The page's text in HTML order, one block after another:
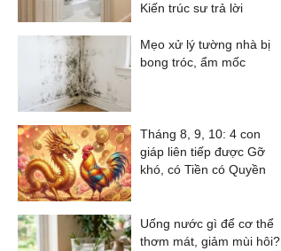
Kiến trúc sư trả lời
Mẹo xử lý tường nhà bị
bong tróc, ẩm mốc
Tháng 8, 9, 10: 4 con
giáp liên tiếp được Gỡ
khó, có Tiền có Quyền
Uống nước gì để cơ thể
thơm mát, giảm mùi hôi?